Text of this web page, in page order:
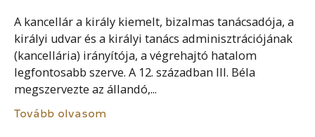
A kancellár a király kiemelt, bizalmas tanácsadója, a
királyi udvar és a királyi tanács adminisztrációjának
(kancellária) irányítója, a végrehajtó hatalom
legfontosabb szerve. A 12. században III. Béla
megszervezte az állandó,...
Tovább olvasom